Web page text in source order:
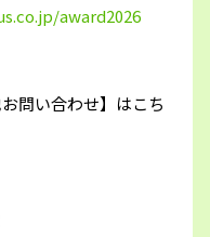
award2026
問い合わせ】はこち